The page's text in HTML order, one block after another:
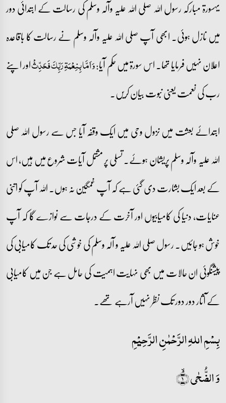
یہسورۃ مبارکہ رسول اللہ صلی اللہ علیہ وآلہ وسلم کی رسالت کے ابتدائی دور
میں نازل ہوئی۔ ابھی آپ صلی اللہ علیہ وآلہ وسلم نے رسالت کا باقاعدہ
اعلان نہیں فرمایا تھا۔ اس سورۃ میں حکم آیا:وَ اَمَّا بِنِعۡمَۃِ رَبِّکَ فَحَدِّثۡاور اپنے
رب کی نعمت یعنی نبوت بیان کریں۔
ابتدائے بعثت میں نزول وحی میں ایک وقفہ آیا جس سے رسول اللہ صلی
اللہ علیہ وآلہ وسلم پریشان ہوئے۔ تسلی پر مشتمل آیات شروع میں ہیں، اس
کے بعد ایک بشارت دی گئی ہے کہ آپ غمگین نہ ہوں۔ اللہ آپ کو اتنی
عنایات، دنیا کی کامیابیوں اور آخرت کے درجات سے نوازے گا کہ آپ
خوش ہو جائیں۔ رسول صلی اللہ علیہ و آلہ وسلم کی خوشی کی حد تک کامیابی کی
پیشنگوئی ان حالات میں بھی نہایت اہمیت کی حامل ہے جن میں کامیابی
کے آثار دور دور تک نظر نہیں آرہے تھے۔
بِسْمِ اللہِ الرَّحْمٰنِ الرَّحِيْمِ
وَ الضُّحٰی ۙ﴿۱﴾